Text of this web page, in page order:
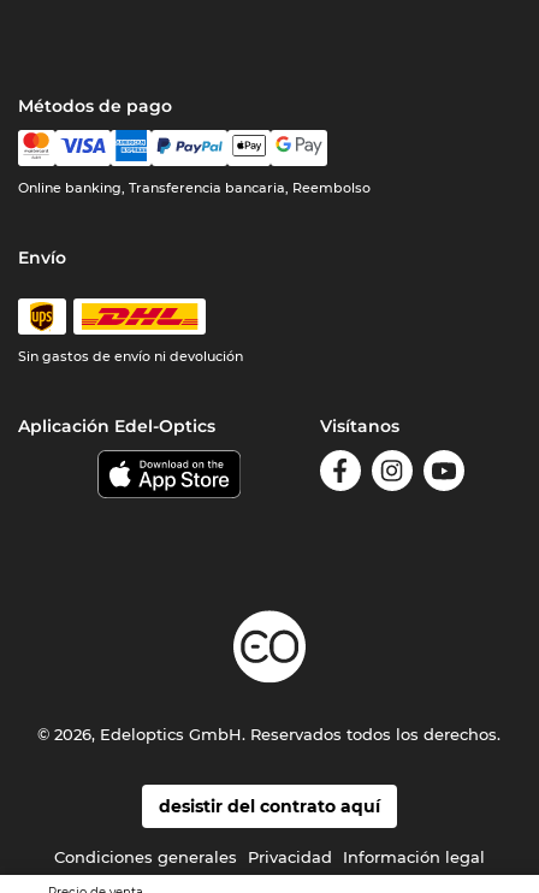
Métodos de pago
Online banking, Transferencia bancaria, Reembolso
Envío
Sin gastos de envío ni devolución
Aplicación Edel-Optics Visítanos
desistir del contrato aquí
Condiciones generales Privacidad Información legal
© 2026, Edeloptics GmbH. Reservados todos los derechos.